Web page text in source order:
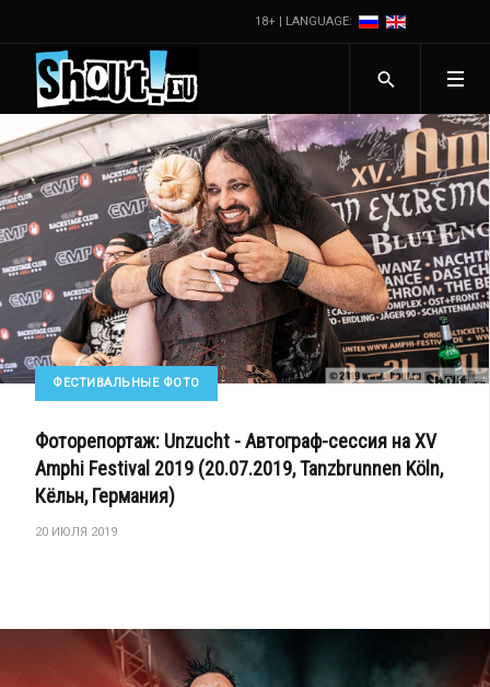
18+ | LANGUAGE:
ФЕСТИВАЛЬНЫЕ ФОТО
Фоторепортаж: Unzucht - Автограф-сессия на XV
Amphi Festival 2019 (20.07.2019, Tanzbrunnen Köln,
Кёльн, Германия)
20 ИЮЛЯ 2019